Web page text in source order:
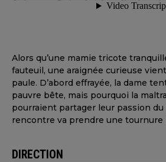
Alors qu’une mamie tricote
fauteuil, une araignée curieuse
paule. D’abord effrayée, la dame
pauvre bête, mais pourquoi la
pourraient partager leur passion du
rencontre va prendre une tournure
DIRECTION